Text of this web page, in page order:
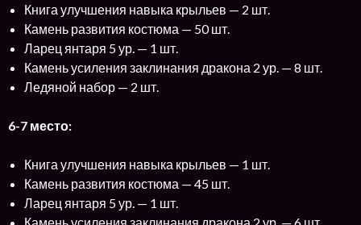
Книга улучшения навыка крыльев — 2 шт.
Камень развития костюма — 50 шт.
Ларец янтаря 5 ур. — 1 шт.
Камень усиления заклинания дракона 2 ур. — 8 шт.
Ледяной набор — 2 шт.
6-7 место:
Книга улучшения навыка крыльев — 1 шт.
Камень развития костюма — 45 шт.
Ларец янтаря 5 ур. — 1 шт.